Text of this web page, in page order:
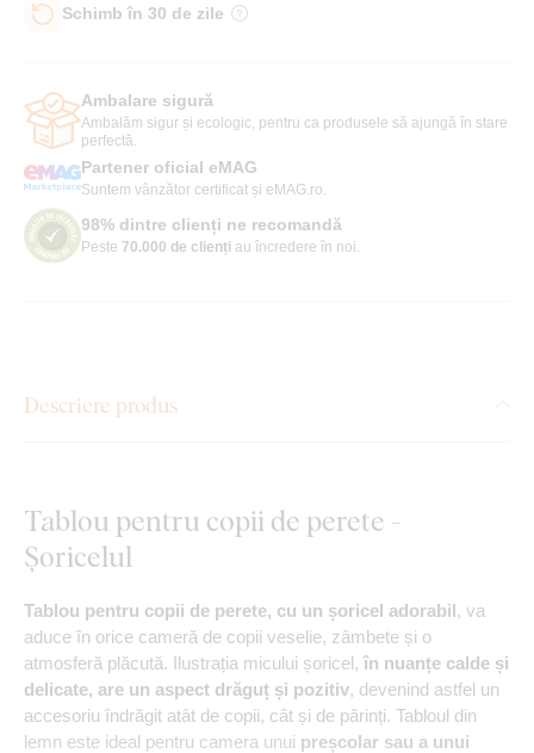
Schimb în 30 de zile
Ambalare sigură
Ambalăm sigur și ecologic, pentru ca produsele să ajungă în stare
perfectă.
Partener oficial eMAG
Suntem vânzător certificat și eMAG.ro.
98% dintre clienți ne recomandă
Peste 70.000 de clienți au încredere în noi.
Descriere produs
Tablou pentru copii de perete -
Șoricelul
Tablou pentru copii de perete, cu un șoricel adorabil, va
aduce în orice cameră de copii veselie, zâmbete și o
atmosferă plăcută. Ilustrația micului șoricel, în nuanțe calde și
delicate, are un aspect drăguț și pozitiv, devenind astfel un
accesoriu îndrăgit atât de copii, cât și de părinți. Tabloul din
lemn este ideal pentru camera unui preșcolar sau a unui